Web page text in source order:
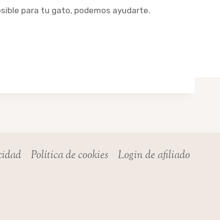
para tu gato, podemos ayudarte.
Política de cookies Login de afiliado